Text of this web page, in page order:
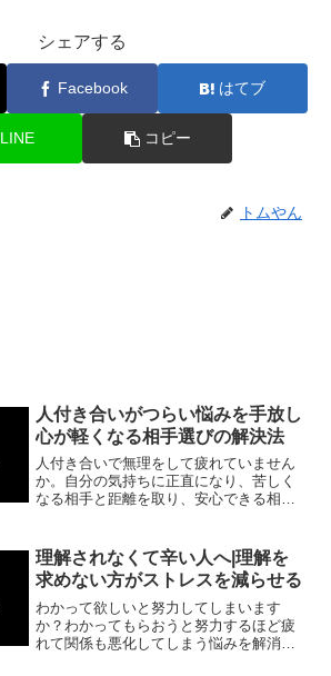
シェアする
Facebook はてブ
LINE コピー
トムやん
人付き合いがつらい悩みを手放し
心が軽くなる相手選びの解決法
人付き合いで無理をして疲れていません
か。自分の気持ちに正直になり、苦しく
なる相手と距離を取り、安心できる相手
さな一歩、無理なく始めるコツも紹介し
ます。
理解されなくて辛い人へ|理解を
求めない方がストレスを減らせる
わかって欲しいと努力してしまいます
か？わかってもらおうと努力するほど疲
れて関係も悪化してしまう悩みを解消し